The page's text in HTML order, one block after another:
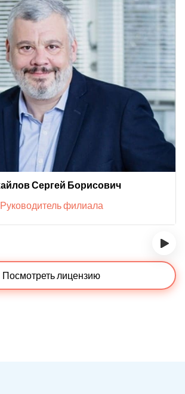
Сергей Борисович
Руководитель филиала
›
Посмотреть лицензию